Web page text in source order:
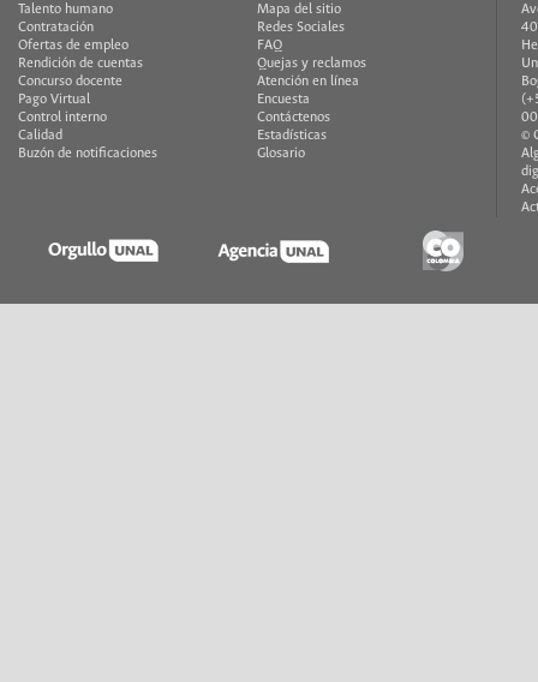
Talento humano
Contratación
Ofertas de empleo
Rendición de cuentas
Concurso docente
Pago Virtual
Control interno
Calidad
Buzón de notificaciones
Mapa del sitio
Redes Sociales
FAQ
Quejas y reclamos
Atención en línea
Encuesta
Contáctenos
Estadísticas
Glosario
©